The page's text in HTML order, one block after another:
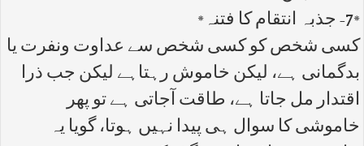
*7- جذبہ انتقام کا فتنہ*
کسی شخص کو کسی شخص سے عداوت ونفرت یا
بدگمانی ہے، لیکن خاموش رہتاہے لیکن جب ذرا
اقتدار مل جاتا ہے، طاقت آجاتی ہے تو پھر
خاموشی کا سوال ہی پیدا نہیں ہوتا، گویا یہ